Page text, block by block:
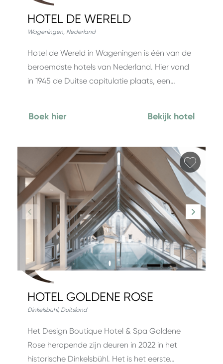
HOTEL DE WERELD
Wageningen, Nederland
Hotel de Wereld in Wageningen is één van de
beroemdste hotels van Nederland. Hier vond
in 1945 de Duitse capitulatie plaats, een…
Boek hier Bekijk hotel
HOTEL GOLDENE ROSE
Dinkelsbühl, Duitsland
Het Design Boutique Hotel & Spa Goldene
Rose heropende zijn deuren in 2022 in het
historische Dinkelsbühl. Het is het eerste…